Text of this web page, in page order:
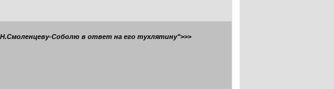
Соболю в ответ на его тухлятину">>>